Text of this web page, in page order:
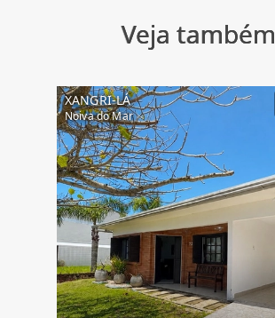
Veja também
XANGRI-LÁ
Noiva do Mar